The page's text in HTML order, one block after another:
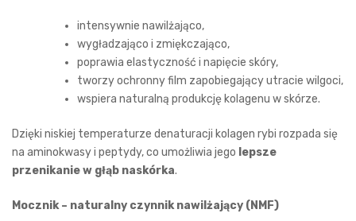
intensywnie nawilżająco,
wygładzająco i zmiękczająco,
poprawia elastyczność i napięcie skóry,
tworzy ochronny film zapobiegający utracie wilgoci,
wspiera naturalną produkcję kolagenu w skórze.
Dzięki niskiej temperaturze denaturacji kolagen rybi rozpada się
na aminokwasy i peptydy, co umożliwia jego lepsze
przenikanie w głąb naskórka.
Mocznik – naturalny czynnik nawilżający (NMF)